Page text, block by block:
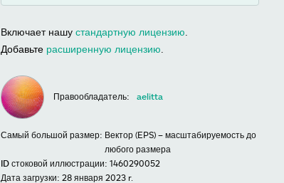
Включает нашу стандартную лицензию
Добавьте расширенную лицензию
Правообладатель: aelitta
Самый большой размер: Вектор (EPS) – масштабируемость до
любого размера
ID стоковой иллюстрации: 1460290052
Дата загрузки: 28 января 2023 r.